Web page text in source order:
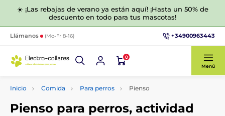
☀️ ¡Las rebajas de verano ya están aquí! ¡Hasta un 50% de
descuento en todo para tus mascotas!
Llámanos (Mo-Fr 8-16) +34900963443
0
Menú
Inicio Comida Para perros Pienso
Pienso para perros, actividad